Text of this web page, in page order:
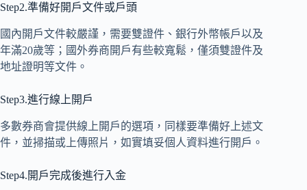
Step2.準備好開戶文件或戶頭
國內開戶文件較嚴謹，需要雙證件、銀行外幣帳戶以及
年滿20歲等；國外券商開戶有些較寬鬆，僅須雙證件及
地址證明等文件。
Step3.進行線上開戶
多數券商會提供線上開戶的選項，同樣要準備好上述文
件，並掃描或上傳照片，如實填妥個人資料進行開戶。
Step4.開戶完成後進行入金